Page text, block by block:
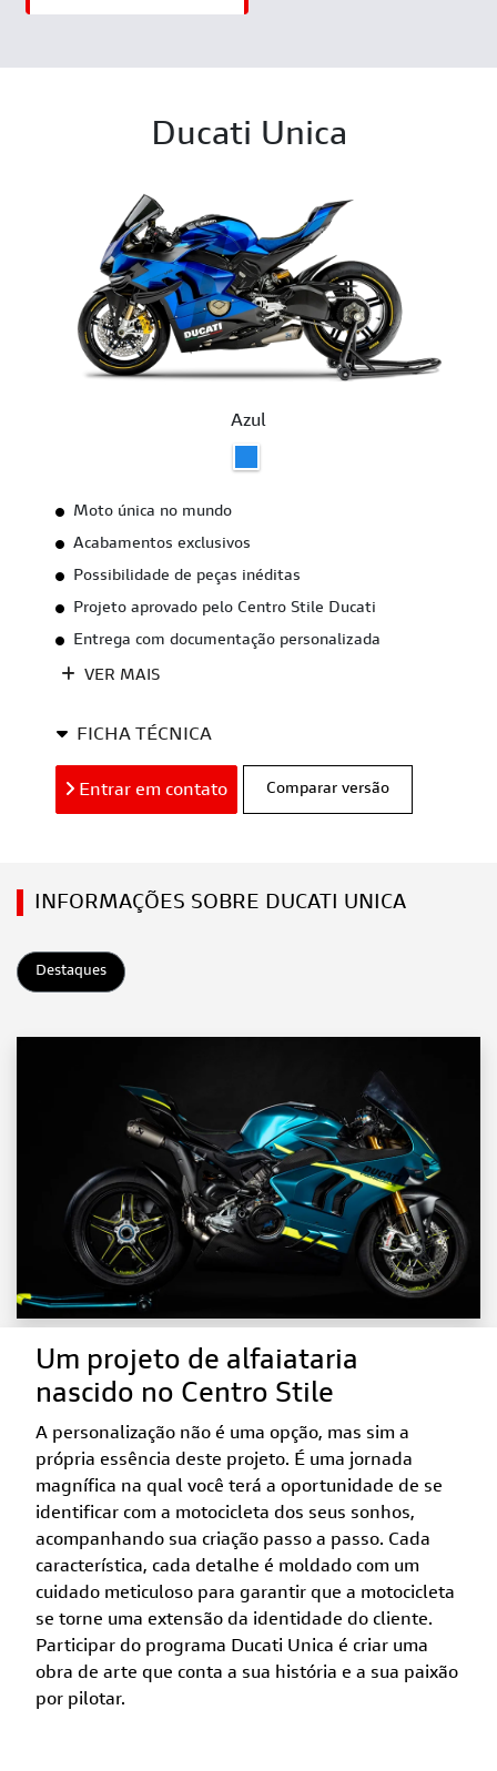
Ducati Unica
Azul
Moto única no mundo
Acabamentos exclusivos
Possibilidade de peças inéditas
Projeto aprovado pelo Centro Stile Ducati
Entrega com documentação personalizada
VER MAIS
FICHA TÉCNICA
Entrar em contato Comparar versão
INFORMAÇÕES SOBRE DUCATI UNICA
Destaques
Um projeto de alfaiataria
nascido no Centro Stile
A personalização não é uma opção, mas sim a
própria essência deste projeto. É uma jornada
magnífica na qual você terá a oportunidade de se
identificar com a motocicleta dos seus sonhos,
acompanhando sua criação passo a passo. Cada
característica, cada detalhe é moldado com um
cuidado meticuloso para garantir que a motocicleta
se torne uma extensão da identidade do cliente.
Participar do programa Ducati Unica é criar uma
obra de arte que conta a sua história e a sua paixão
por pilotar.